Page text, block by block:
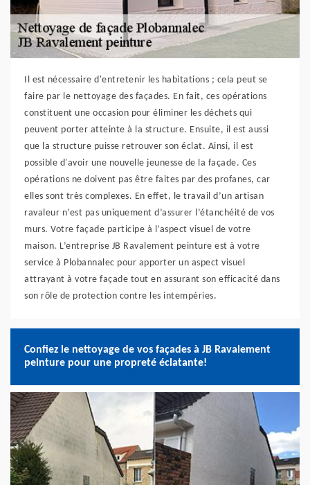
Il est nécessaire d'entretenir les habitations ; cela peut se
faire par le nettoyage des façades. En fait, ces opérations
constituent une occasion pour éliminer les déchets qui
peuvent porter atteinte à la structure. Ensuite, il est aussi
que la structure puisse retrouver son éclat. Ainsi, il est
possible d'avoir une nouvelle jeunesse de la façade. Ces
opérations ne doivent pas être faites par des profanes, car
elles sont très complexes. En effet, le travail d’un artisan
ravaleur n’est pas uniquement d’assurer l’étanchéité de vos
murs. Votre façade participe à l’aspect visuel de votre
maison. L’entreprise JB Ravalement peinture est à votre
service à Plobannalec pour apporter un aspect visuel
attrayant à votre façade tout en assurant son efficacité dans
son rôle de protection contre les intempéries.
Confiez le nettoyage de vos façades à JB Ravalement
peinture pour une propreté éclatante!